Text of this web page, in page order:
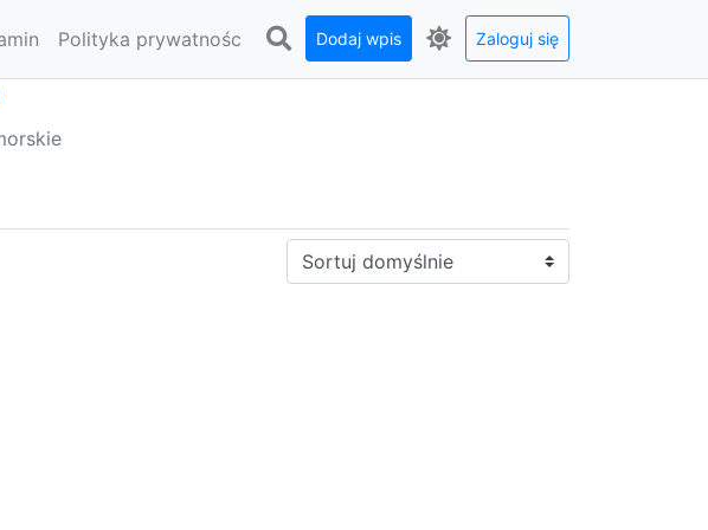
Polityka prywatnośc Dodaj wpis Zaloguj się
Sortuj: